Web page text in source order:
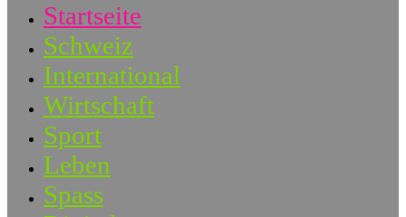
Startseite
Schweiz
International
Wirtschaft
Sport
Leben
Spass